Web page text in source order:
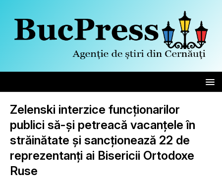
Zelenski interzice funcționarilor
publici să-și petreacă vacanțele în
străinătate și sancționează 22 de
reprezentanți ai Bisericii Ortodoxe
Ruse